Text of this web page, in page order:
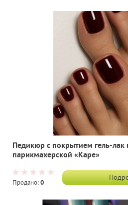
Педикюр с покрытием гель-лак
парикмахерской «Каре»
Продано:0